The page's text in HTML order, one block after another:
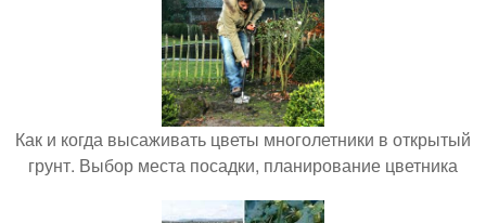
Как и когда высаживать цветы многолетники в открытый
грунт. Выбор места посадки, планирование цветника